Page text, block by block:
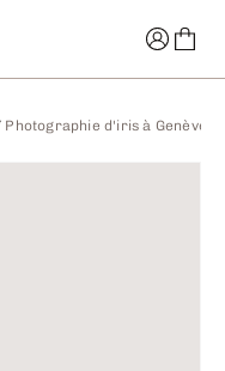
Photographie d'iris à Genève